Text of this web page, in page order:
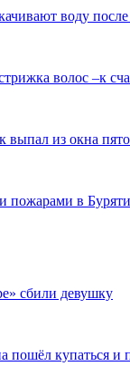
воду
волос –к
выпал из окна
пожарами в
сбили девушку
пошёл купаться и